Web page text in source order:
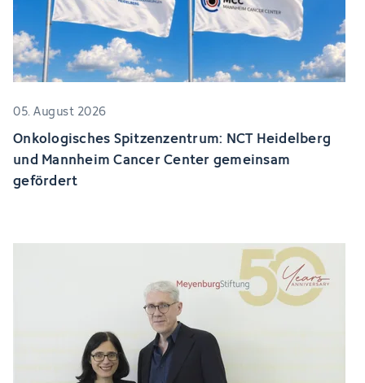
05. August 2026
Onkologisches Spitzenzentrum: NCT Heidelberg
und Mannheim Cancer Center gemeinsam
gefördert